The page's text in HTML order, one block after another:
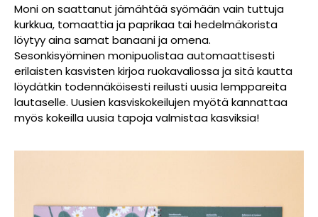
Moni on saattanut jämähtää syömään vain tuttuja
kurkkua, tomaattia ja paprikaa tai hedelmäkorista
löytyy aina samat banaani ja omena.
Sesonkisyöminen monipuolistaa automaattisesti
erilaisten kasvisten kirjoa ruokavaliossa ja sitä kautta
löydätkin todennäköisesti reilusti uusia lemppareita
lautaselle. Uusien kasviskokeilujen myötä kannattaa
myös kokeilla uusia tapoja valmistaa kasviksia!